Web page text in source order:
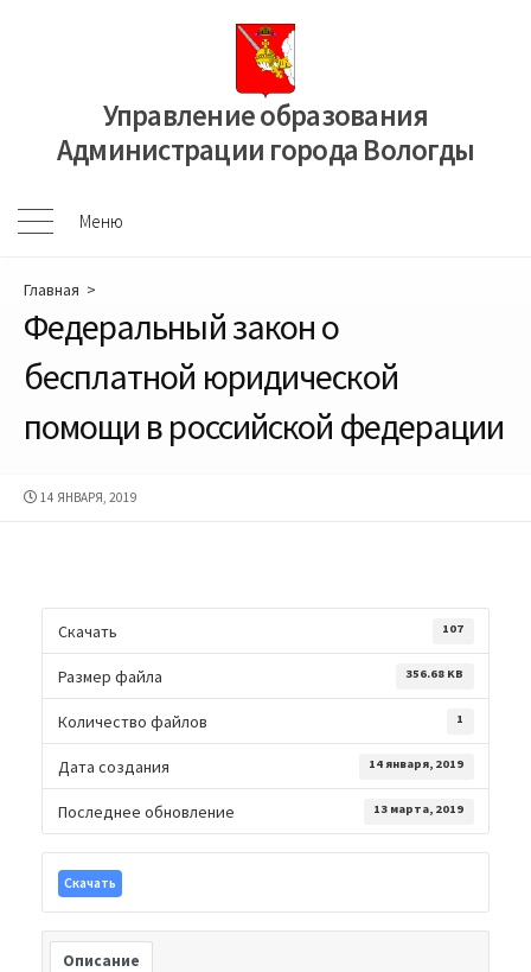
Управление образования
Администрации города Вологды
Меню
Меню
Главная >
Федеральный закон о
бесплатной юридической
помощи в российской федерации
ДАТА
14 ЯНВАРЯ, 2019
Скачать 107
Размер файла 356.68 KB
Количество файлов 1
Дата создания 14 января, 2019
Последнее обновление 13 марта, 2019
Скачать
Описание